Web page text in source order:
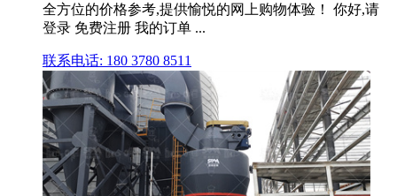
全方位的价格参考,提供愉悦的网上购物体验！ 你好,请
登录 免费注册 我的订单 ...
联系电话: 180 3780 8511